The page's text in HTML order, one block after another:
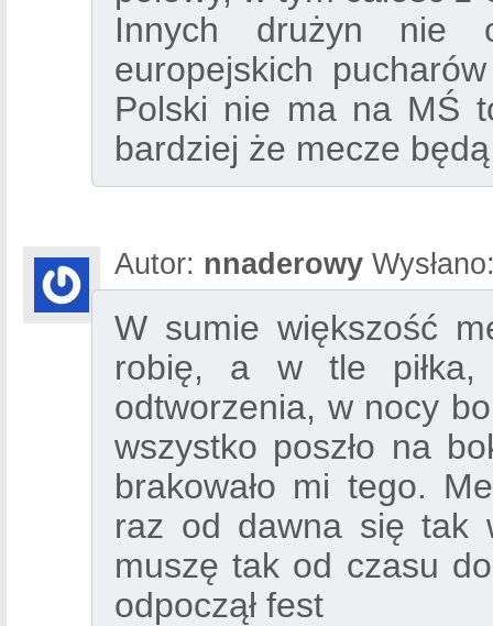
Innych drużyn nie
europejskich
Polski nie ma na MŚ
bardziej że mecze
Autor: nnaderowy
W sumie większość
robię, a w tle piłka,
odtworzenia, w nocy
wszystko poszło na
brakowało mi tego.
raz od dawna się tak
muszę tak od czasu
odpoczął fest